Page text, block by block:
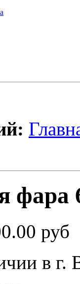
фара
руб
в г.